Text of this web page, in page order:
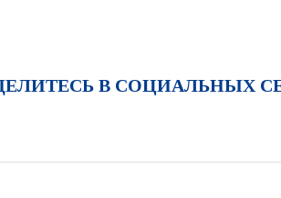
В СОЦИАЛЬНЫХ